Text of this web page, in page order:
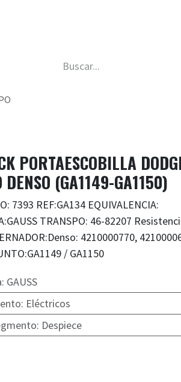
PORTAESCOBILLA
DENSO (GA1149-GA1150)
7393 REF:GA134 EQUIVALENCIA:
TRANSPO: 46-82207
4210000770,
/ GA1150
: GAUSS
: Eléctricos
: Despiece